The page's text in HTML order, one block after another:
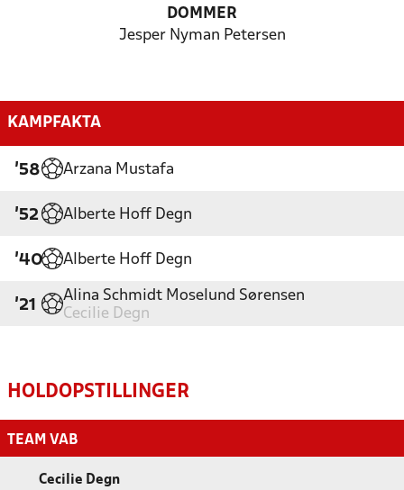
DOMMER
Jesper Nyman Petersen
KAMPFAKTA
'58 Arzana Mustafa
'52 Alberte Hoff Degn
'40 Alberte Hoff Degn
'21
Alina Schmidt Moselund Sørensen
Cecilie Degn
HOLDOPSTILLINGER
TEAM VAB
Cecilie Degn